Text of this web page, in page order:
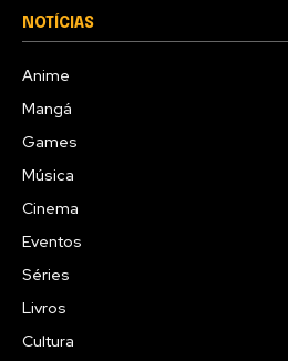
NOTÍCIAS
Anime
Mangá
Games
Música
Cinema
Eventos
Séries
Livros
Cultura